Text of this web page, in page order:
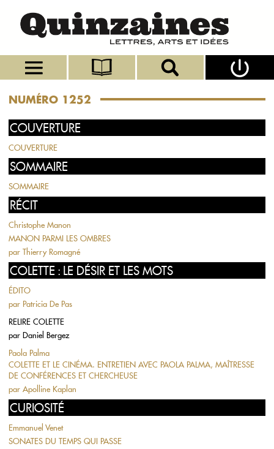
NUMÉRO 1252
COUVERTURE
COUVERTURE
SOMMAIRE
SOMMAIRE
RÉCIT
Christophe Manon
MANON PARMI LES OMBRES
par Thierry Romagné
COLETTE : LE DÉSIR ET LES MOTS
ÉDITO
par Patricia De Pas
RELIRE COLETTE
par Daniel Bergez
Paola Palma
COLETTE ET LE CINÉMA. ENTRETIEN AVEC PAOLA PALMA, MAÎTRESSE
DE CONFÉRENCES ET CHERCHEUSE
par Apolline Kaplan
CURIOSITÉ
Emmanuel Venet
SONATES DU TEMPS QUI PASSE